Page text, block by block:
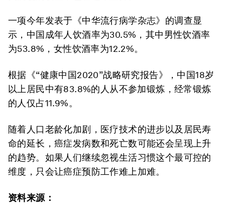
一项今年发表于《中华流行病学杂志》的调查显
示，中国成年人饮酒率为30.5%，其中男性饮酒率
为53.8%，女性饮酒率为12.2%。
根据《“健康中国2020”战略研究报告》，中国18岁
以上居民中有83.8%的人从不参加锻炼，经常锻炼
的人仅占11.9%。
随着人口老龄化加剧，医疗技术的进步以及居民寿
命的延长，癌症发病数和死亡数可能还会呈现上升
的趋势。如果人们继续忽视生活习惯这个最可控的
维度，只会让癌症预防工作难上加难。
资料来源：